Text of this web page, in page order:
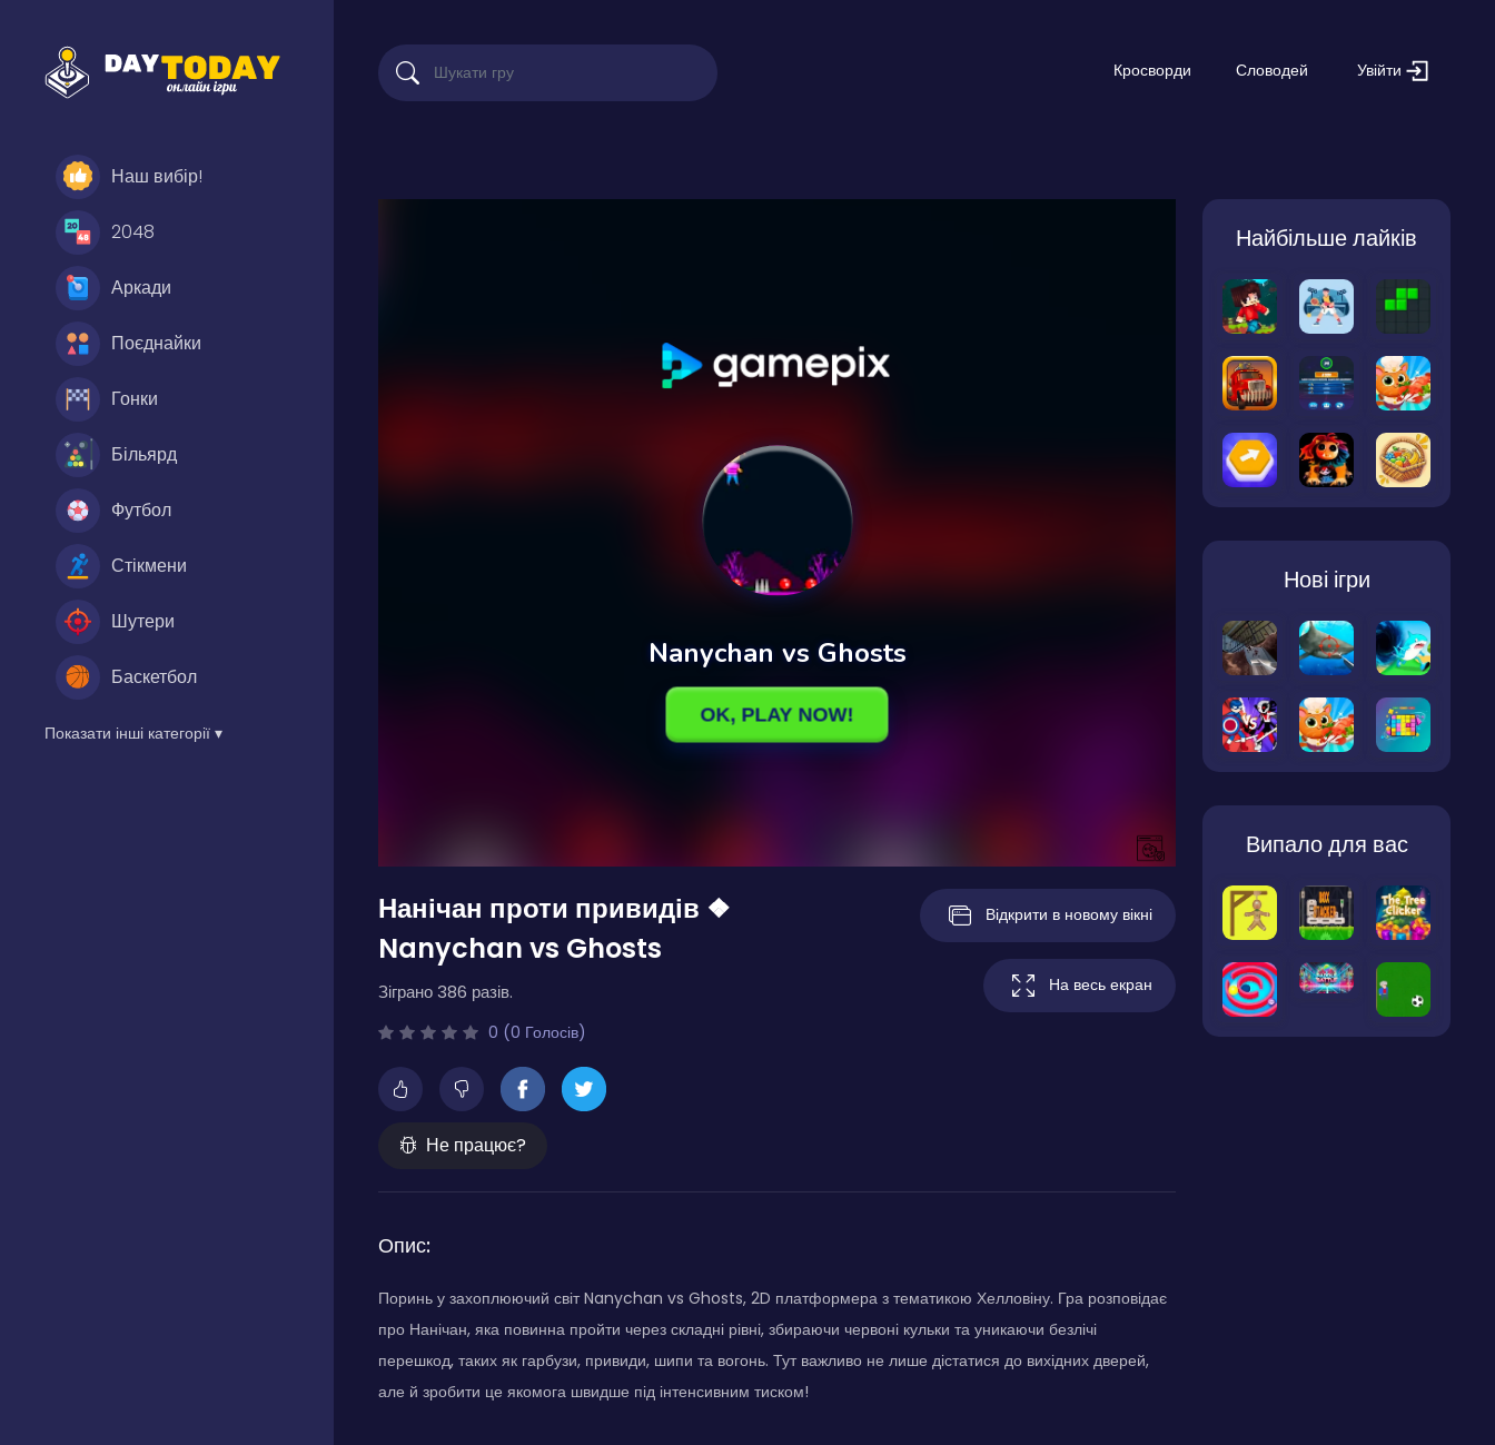
Наш вибір!
2048
Аркади
Поєднайки
Гонки
Більярд
Футбол
Стікмени
Шутери
Баскетбол
Показати інші категорії ▾
Кросворди Словодей Увійти
Нанічан проти привидів ❖
Nanychan vs Ghosts
Зіграно 386 разів.
0 (0 Голосів)
Не працює?
Відкрити в новому вікні
На весь екран
Опис:
Поринь у захоплюючий світ Nanychan vs Ghosts, 2D платформера з тематикою Хелловіну. Гра розповідає
про Нанічан, яка повинна пройти через складні рівні, збираючи червоні кульки та уникаючи безлічі
перешкод, таких як гарбузи, привиди, шипи та вогонь. Тут важливо не лише дістатися до вихідних дверей,
але й зробити це якомога швидше під інтенсивним тиском!
Найбільше лайків
Нові ігри
Випало для вас